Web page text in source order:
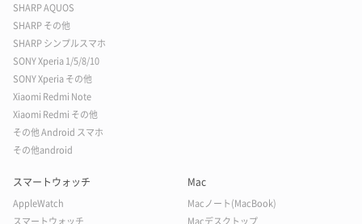
SHARP AQUOS
SHARP その他
SHARP シンプルスマホ
SONY Xperia 1/5/8/10
SONY Xperia その他
Xiaomi Redmi Note
Xiaomi Redmi その他
その他 Android スマホ
その他android
スマートウォッチ
AppleWatch
Mac
Macノート(MacBook)